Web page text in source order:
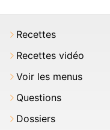
Recettes
Recettes vidéo
Voir les menus
Questions
Dossiers